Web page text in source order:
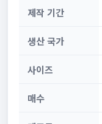
제작 기간
생산 국가
사이즈
매수